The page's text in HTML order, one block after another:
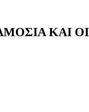
ΚΑΙ